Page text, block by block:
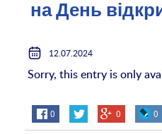
на День
12.07.2024
Sorry, this entry is only
0 0 0